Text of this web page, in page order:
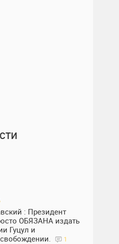
: Президент
ОБЯЗАНА издать
Гуцул и
1